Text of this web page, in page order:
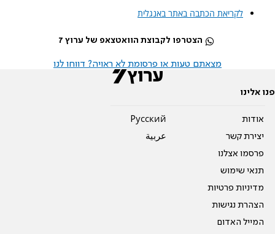
לקריאת הכתבה באתר באנגלית
הצטרפו לקבוצת הוואטצאפ של ערוץ 7
מצאתם טעות או פרסומת לא ראויה? דווחו לנו
פנו אלינו
אודות
יצירת קשר
פרסמו אצלנו
תנאי שימוש
מדיניות פרטיות
הצהרת נגישות
המייל האדום
Pусский
عربية